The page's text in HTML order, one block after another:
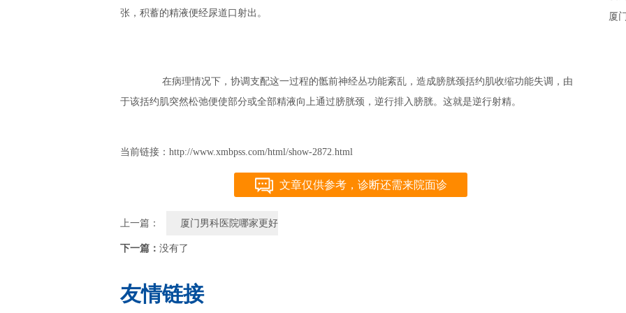
张，积蓄的精液便经尿道口射出。
在病理情况下，协调支配这一过程的骶前神经丛功能紊乱，造成膀胱颈括约肌收缩功能失调，由
于该括约肌突然松弛便使部分或全部精液向上通过膀胱颈，逆行排入膀胱。这就是逆行射精。
当前链接：http://www.xmbpss.com/html/show-2872.html
文章仅供参考，诊断还需来院面诊
上一篇： 厦门男科医院哪家更好
下一篇： 没有了
厦
友情链接